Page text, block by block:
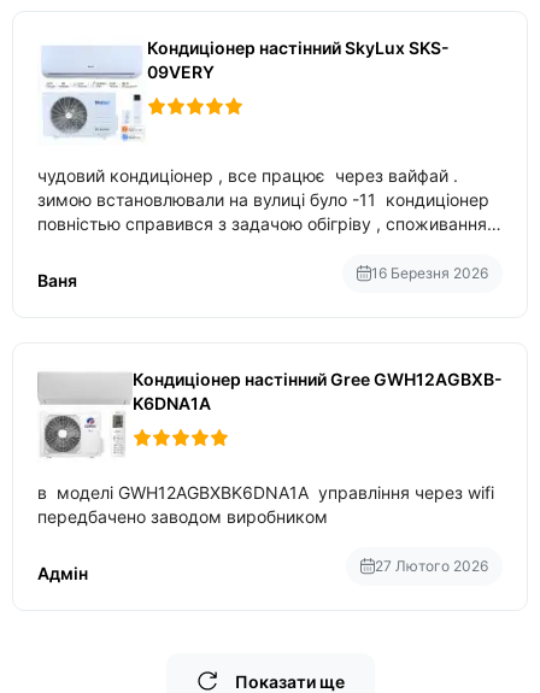
Кондиціонер настінний SkyLux SKS-
09VERY
чудовий кондиціонер , все працює через вайфай .
зимою встановлювали на вулиці було -11 кондиціонер
повністью справився з задачою обігріву , споживання
температури
Ваня 16 Березня 2026
Кондиціонер настінний Gree GWH12AGBXB-
K6DNA1A
в моделі GWH12AGBXBK6DNA1A управління через wifi
передбачено заводом виробником
Адмін 27 Лютого 2026
Показати ще